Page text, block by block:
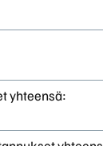
yhteensä: